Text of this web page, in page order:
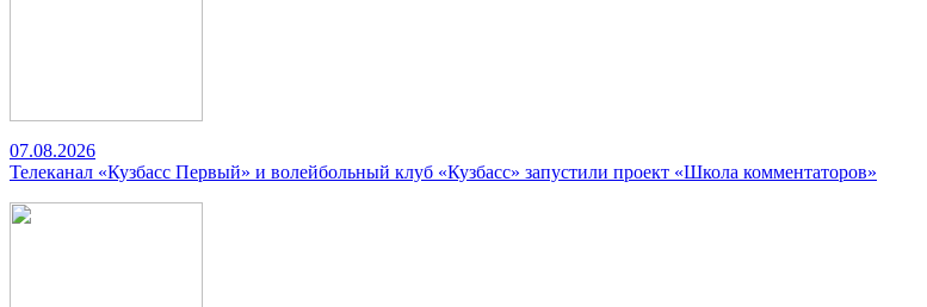
07.08.2026
Телеканал «Кузбасс Первый» и волейбольный клуб «Кузбасс» запустили проект «Школа комментаторов»